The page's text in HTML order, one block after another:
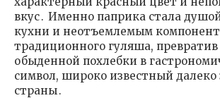
вкус․ Именно паприка стала
кухни и неотъемлемым
традиционного гуляша, превратив
обыденной похлебки в
символ, широко известный далеко
страны․